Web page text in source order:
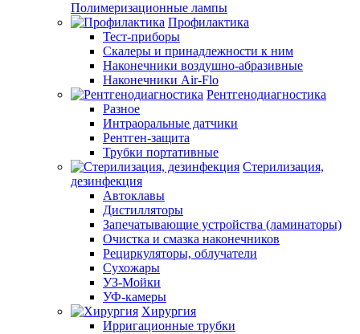
Полимеризационные лампы
Профилактика
Тест-приборы
Скалеры и принадлежности к ним
Наконечники воздушно-абразивные
Наконечники Air-Flo
Рентгенодиагностика
Разное
Интраоральные датчики
Рентген-защита
Трубки портативные
Стерилизация,
дезинфекция
Автоклавы
Дистилляторы
Запечатывающие устройства (ламинаторы)
Очистка и смазка наконечников
Рециркуляторы, облучатели
Сухожары
УЗ-Мойки
УФ-камеры
Хирургия
Ирригационные трубки